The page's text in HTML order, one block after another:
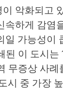
악화되고
속하게 감염
일 가능성이
된 이 도시는
무증상 사
시 중 가장